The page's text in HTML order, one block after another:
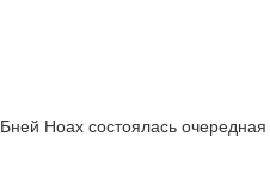
Ноах состоялась очередная